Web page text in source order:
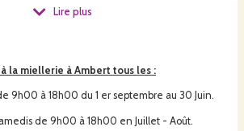
et mis en pot à Ambert.
Lire plus
la miellerie à Ambert tous les :
9h00 à 18h00 du 1 er septembre au 30 Juin.
de 9h00 à 18h00 en Juillet - Août.